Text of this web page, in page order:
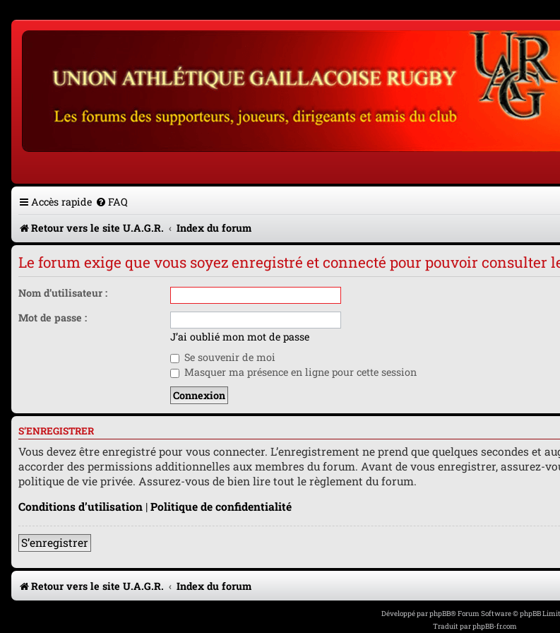
Accès rapide FAQ
Retour vers le site U.A.G.R.
Index du forum
Le forum exige que vous soyez enregistré et connecté pour pouvoir consulter
Nom d’utilisateur :
Mot de passe :
J’ai oublié mon mot de passe
Se souvenir de moi
Masquer ma présence en ligne pour cette session
S’ENREGISTRER
Vous devez être enregistré pour vous connecter. L’enregistrement ne prend que quelques secondes et
accorder des permissions additionnelles aux membres du forum. Avant de vous enregistrer, assurez-
politique de vie privée. Assurez-vous de bien lire tout le règlement du forum.
Conditions d’utilisation | Politique de confidentialité
S’enregistrer
Retour vers le site U.A.G.R. Index du forum
Développé parphpBB® Forum Software © phpBB
Traduit parphpBB-fr.com